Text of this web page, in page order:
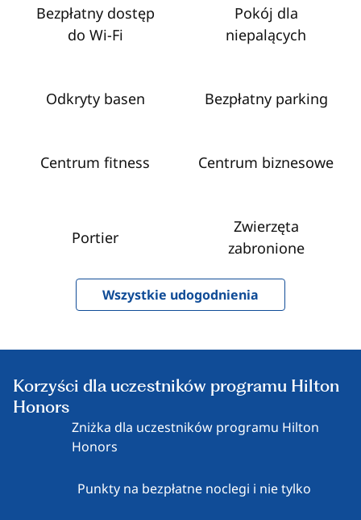
Bezpłatny dostęp
do Wi‑Fi
Pokój dla
niepalących
Odkryty basen Bezpłatny parking
Centrum fitness Centrum biznesowe
Portier
Zwierzęta
zabronione
Wszystkie udogodnienia
Korzyści dla uczestników programu Hilton
Honors
Zniżka dla uczestników programu Hilton
Honors
Punkty na bezpłatne noclegi i nie tylko